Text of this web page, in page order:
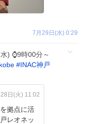
7月29日(水) 0:29
) ⌚️9時00分～
#INAC神戸
日(火) 11:02
レオネッ